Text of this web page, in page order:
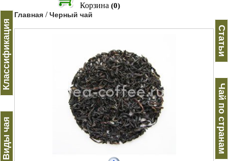
Корзина (0)
Классификация
Виды чая
Главная /Черный чай
Статьи
Чай по странам